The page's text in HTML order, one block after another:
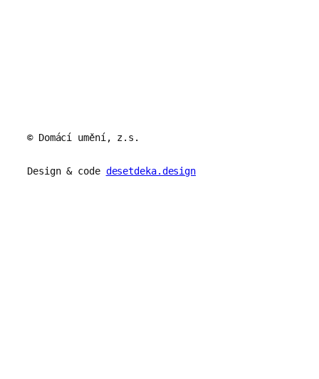
© Domácí umění, z.s.
Design & code desetdeka.design